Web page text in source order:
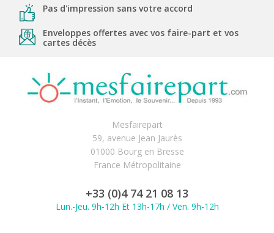
Pas d'impression sans votre accord
Enveloppes offertes avec vos faire-part et vos
cartes décès
Mesfairepart
59, avenue Jean Jaurès
01000 Bourg en Bresse
France Métropolitaine
+33 (0)4 74 21 08 13
Lun.-Jeu. 9h-12h Et 13h-17h / Ven. 9h-12h